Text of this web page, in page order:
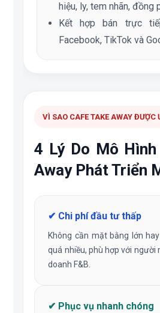
hiệu, ly, tem nhãn, đồng
Kết hợp bán trực
Facebook, TikTok và
VÌ SAO CAFE TAKE AWAY ĐƯỢC
4 Lý Do Mô Hình
Away Phát Triển
✔ Chi phí đầu tư thấp
Không cần mặt bằng lớn
quá nhiều, phù hợp với người
doanh F&B.
✔ Phục vụ nhanh chóng